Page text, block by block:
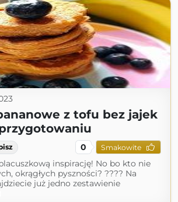
z tofu bez jajek
0 Smakowite
inspirację! No bo kto nie
okrągłych pyszności? ???? Na
już jedno zestawienie